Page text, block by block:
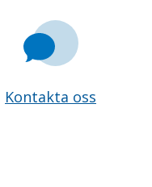
Kontakta oss